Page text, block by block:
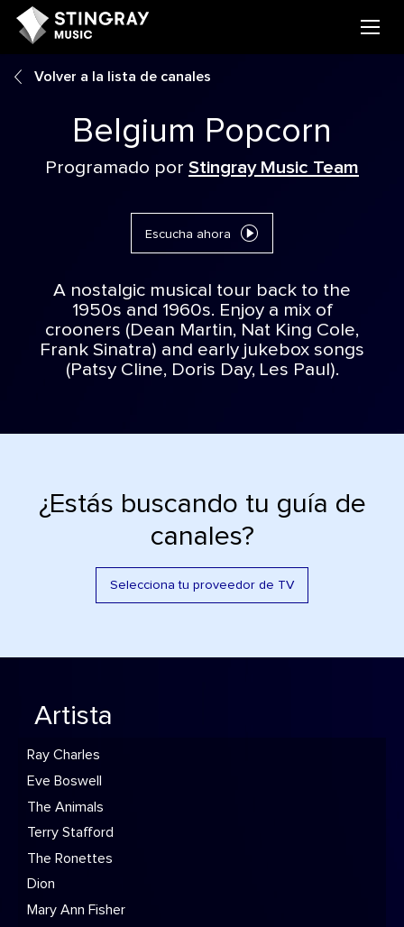
Volver a la lista de canales
Belgium Popcorn
Programado por Stingray Music Team
Escucha ahora
A nostalgic musical tour back to the
1950s and 1960s. Enjoy a mix of
crooners (Dean Martin, Nat King Cole,
Frank Sinatra) and early jukebox songs
(Patsy Cline, Doris Day, Les Paul).
¿Estás buscando tu guía de
canales?
Selecciona tu proveedor de TV
Artista
Ray Charles
Eve Boswell
The Animals
Terry Stafford
The Ronettes
Dion
Mary Ann Fisher